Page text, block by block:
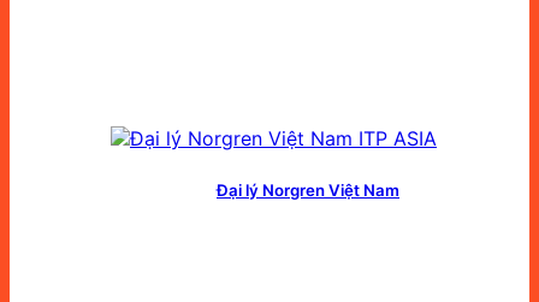
Đại lý Norgren Việt Nam